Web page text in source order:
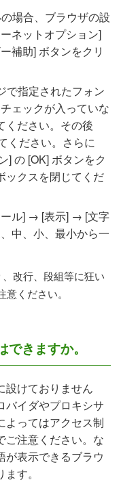
場合、ブラウザの設
ネットオプション]
補助] ボタンをクリ
で指定されたフォン
ェックが入っていな
ください。その後
ください。さらに
] の [OK] ボタンをク
ックスを閉じてくだ
ール] → [表示] → [文字
中、小、最小から一
改行、段組等に狂い
ください。
きますか。
設けておりません
バイダやプロキシサ
よってはアクセス制
ご注意ください。な
が表示できるブラウ
す。